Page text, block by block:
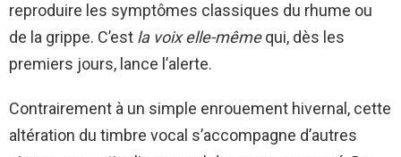
reproduire les symptômes classiques du rhume ou
de la grippe. C’est la voix elle-mêmequi, dès les
premiers jours, lance l’alerte.
Contrairement à un simple enrouement hivernal, cette
altération du timbre vocal s’accompagne d’autres